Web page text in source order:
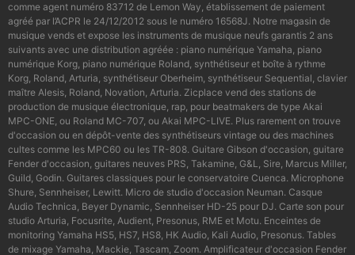
comme agent numéro 83712 de Lemon Way, établissement de paiement
agréé par l’ACPR le 24/12/2012 sous le numéro 16568J. Notre magasin de
musique vends et expose les instruments de musique neufs garantis 2 ans
suivants avec une distribution agréée : piano numérique Yamaha, piano
numérique Korg, piano numérique Roland, synthétiseur et boîte à rythme
Korg, Roland, Arturia, synthétiseur Oberheim, synthétiseur Sequential, clavier
maître Alesis, Roland, Novation, Arturia. Zicplace vend des stations de
production de musique électronique, rap, pour beatmakers de type Akai
MPC-ONE, ou Roland MC-707, ou Akai MPC-LIVE. Plus rarement on trouve
d'occasion ou en dépôt-vente des synthétiseurs vintage ou des machines
cultes comme les MPC60 ou les TR-808. Guitare Gibson d'occasion, guitare
Fender d'occasion, guitares neuves PRS, Takamine, G&L, Sire, Marcus Miller,
Guild, Godin. Guitares classiques pour le conservatoire Cuenca. Microphone
Shure, Sennheiser, Lewitt. Micro de studio d'occasion Neuman. Casque
Audio Technica, Beyer Dynamic, Sennheiser HD-25 pour DJ. Carte son pour
studio Arturia, Focusrite, Audient, Presonus, RME et Motu. Enceintes de
monitoring Yamaha HS5, HS7, HS8, HK Audio, Kali Audio, Presonus. Tables
de mixage Yamaha, Mackie, Tascam, Zoom. Amplificateur d'occasion Fender